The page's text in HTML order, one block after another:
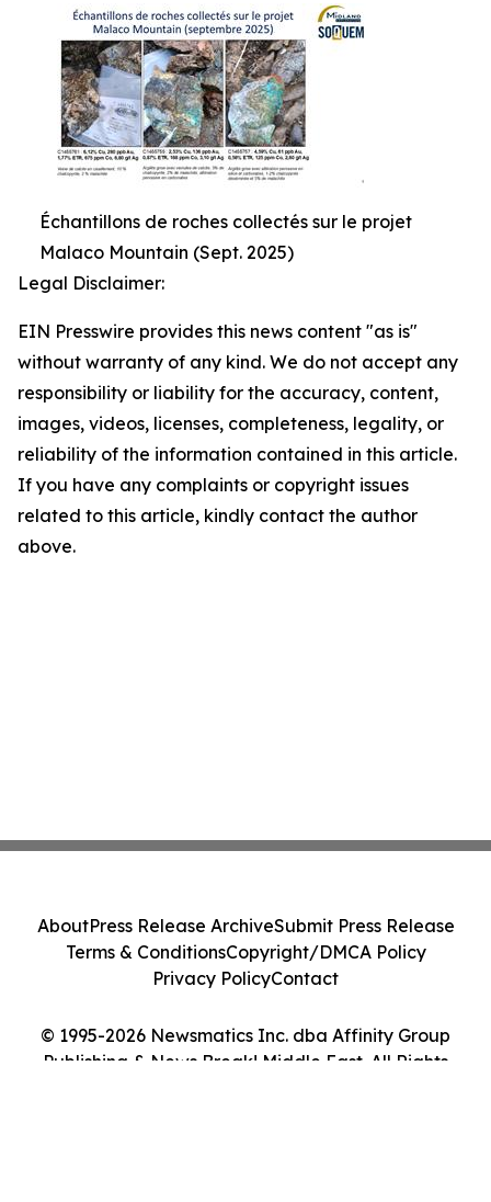
Échantillons de roches collectés sur le projet
Malaco Mountain (Sept. 2025)
Legal Disclaimer:
EIN Presswire provides this news content "as is"
without warranty of any kind. We do not accept any
responsibility or liability for the accuracy, content,
images, videos, licenses, completeness, legality, or
reliability of the information contained in this article.
If you have any complaints or copyright issues
related to this article, kindly contact the author
above.
© 1995-2026 Newsmatics Inc. dba Affinity Group
Publishing & News Break! Middle East. All Rights
AboutPress Release ArchiveSubmit Press Release
Terms & ConditionsCopyright/DMCA Policy
Privacy PolicyContact